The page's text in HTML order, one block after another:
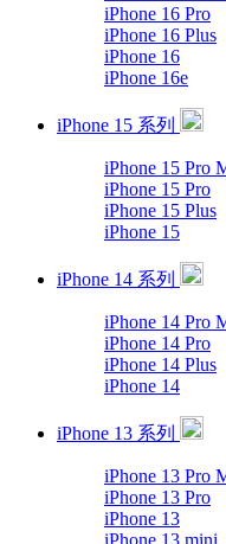
iPhone 16 Pro
iPhone 16 Plus
iPhone 16
iPhone 16e
iPhone 15 系列
iPhone 15 Pro
iPhone 15 Pro
iPhone 15 Plus
iPhone 15
iPhone 14 系列
iPhone 14 Pro
iPhone 14 Pro
iPhone 14 Plus
iPhone 14
iPhone 13 系列
iPhone 13 Pro
iPhone 13 Pro
iPhone 13
iPhone 13 mini